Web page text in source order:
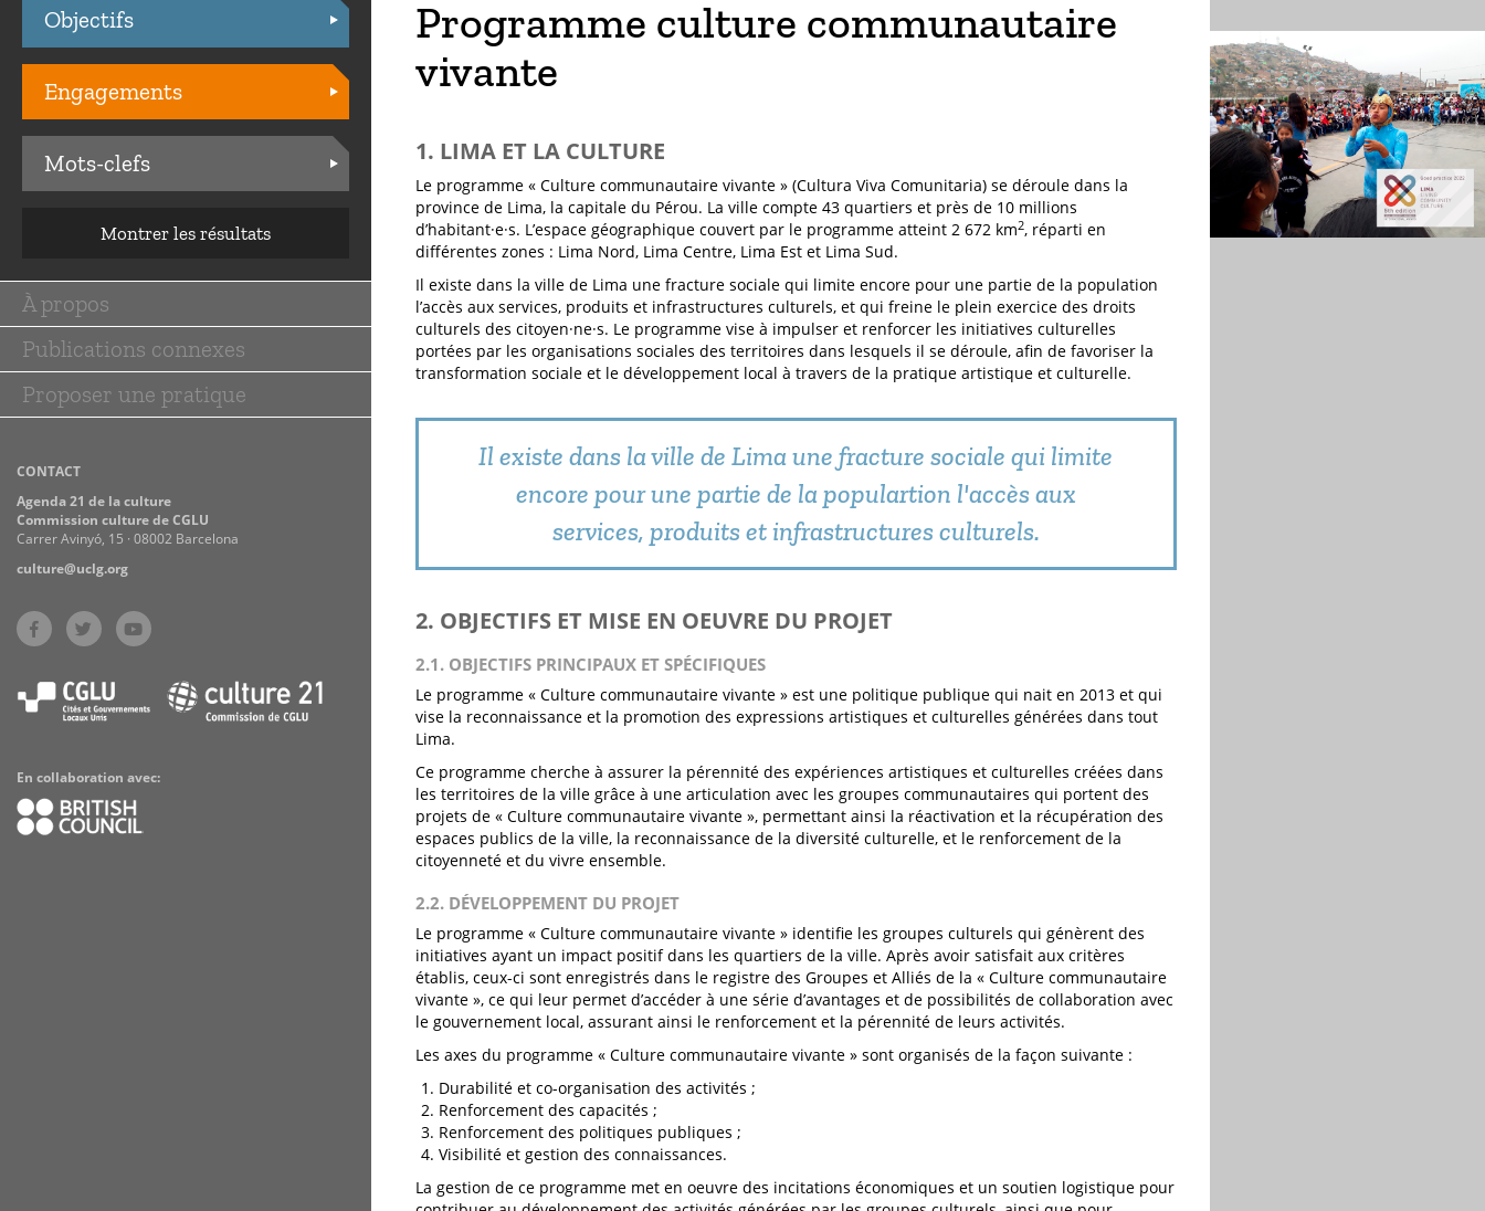
Practices
Objectifs
Engagements
Mots-clefs
Montrer les résultats
Main
navigation
À propos
Publications connexes
Proposer une pratique
CONTACT
Agenda 21 de la culture
Commission culture de CGLU
Carrer Avinyó, 15 · 08002 Barcelona
culture@uclg.org
En collaboration avec:
Programme culture communautaire
vivante
1. LIMA ET LA CULTURE
Le programme « Culture communautaire vivante » (Cultura Viva Comunitaria) se déroule dans la
province de Lima, la capitale du Pérou. La ville compte 43 quartiers et près de 10 millions
d’habitant·e·s. L’espace géographique couvert par le programme atteint 2 672 km2, réparti en
différentes zones : Lima Nord, Lima Centre, Lima Est et Lima Sud.
Il existe dans la ville de Lima une fracture sociale qui limite encore pour une partie de la population
l’accès aux services, produits et infrastructures culturels, et qui freine le plein exercice des droits
culturels des citoyen·ne·s. Le programme vise à impulser et renforcer les initiatives culturelles
portées par les organisations sociales des territoires dans lesquels il se déroule, afin de favoriser la
transformation sociale et le développement local à travers de la pratique artistique et culturelle.
Il existe dans la ville de Lima une fracture sociale qui limite
encore pour une partie de la populartion l'accès aux
services, produits et infrastructures culturels.
2. OBJECTIFS ET MISE EN OEUVRE DU PROJET
2.1. OBJECTIFS PRINCIPAUX ET SPÉCIFIQUES
Le programme « Culture communautaire vivante » est une politique publique qui nait en 2013 et qui
vise la reconnaissance et la promotion des expressions artistiques et culturelles générées dans tout
Lima.
Ce programme cherche à assurer la pérennité des expériences artistiques et culturelles créées dans
les territoires de la ville grâce à une articulation avec les groupes communautaires qui portent des
projets de « Culture communautaire vivante », permettant ainsi la réactivation et la récupération des
espaces publics de la ville, la reconnaissance de la diversité culturelle, et le renforcement de la
citoyenneté et du vivre ensemble.
2.2. DÉVELOPPEMENT DU PROJET
Le programme « Culture communautaire vivante » identifie les groupes culturels qui génèrent des
initiatives ayant un impact positif dans les quartiers de la ville. Après avoir satisfait aux critères
établis, ceux-ci sont enregistrés dans le registre des Groupes et Alliés de la « Culture communautaire
vivante », ce qui leur permet d’accéder à une série d’avantages et de possibilités de collaboration avec
le gouvernement local, assurant ainsi le renforcement et la pérennité de leurs activités.
Les axes du programme « Culture communautaire vivante » sont organisés de la façon suivante :
Durabilité et co-organisation des activités ;
Renforcement des capacités ;
Renforcement des politiques publiques ;
Visibilité et gestion des connaissances.
La gestion de ce programme met en oeuvre des incitations économiques et un soutien logistique pour